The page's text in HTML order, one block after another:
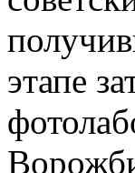
этапе